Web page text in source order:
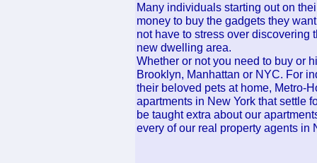
Many individuals starting out on
money to buy the gadgets they
not have to stress over discovering
new dwelling area.
Whether or not you need to buy or
Brooklyn, Manhattan or NYC. For
their beloved pets at home, Metro-
apartments in New York that settle
be taught extra about our
every of our real property agents in